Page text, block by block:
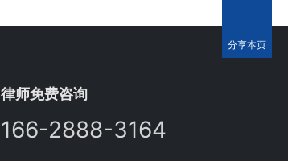
律师免费咨询
166-2888-3164
分享本页